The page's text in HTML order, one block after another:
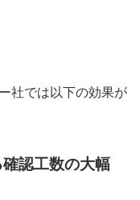
社では以下の効果が
認工数の大幅